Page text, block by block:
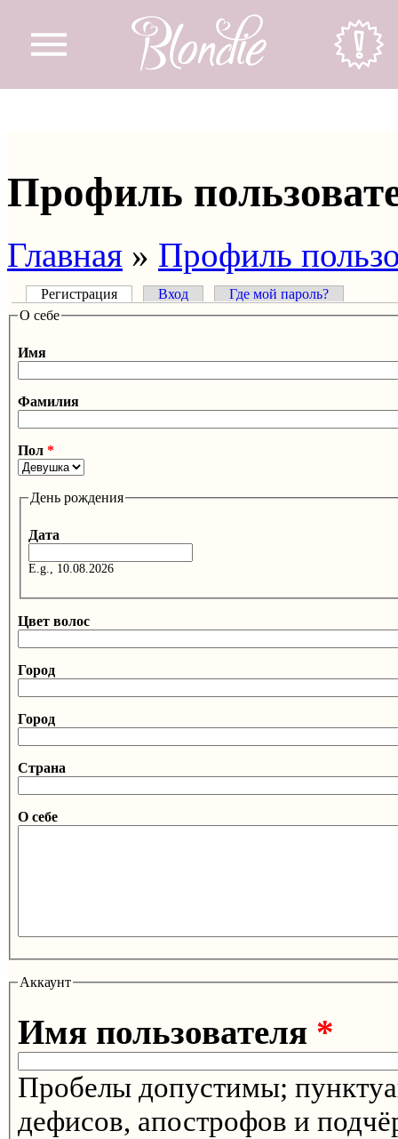
Перейти к основному содержанию
Профиль
Вы здесь
Главная » Профиль
Главные вкладки
Регистрация (активная вкладка)
Вход Где мой пароль?
О себе
Имя
Фамилия
Пол *
День рождения
Дата
E.g., 10.08.2026
Цвет волос
Город
Город
Страна
О себе
Аккаунт
Имя пользователя *
Пробелы допустимы;
дефисов, апострофов и